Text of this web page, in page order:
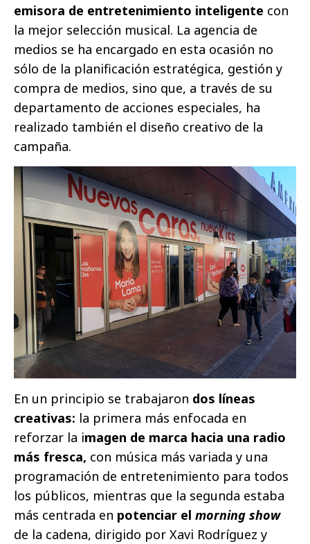
emisora de entretenimiento inteligente con
la mejor selección musical. La agencia de
medios se ha encargado en esta ocasión no
sólo de la planificación estratégica, gestión y
compra de medios, sino que, a través de su
departamento de acciones especiales, ha
realizado también el diseño creativo de la
campaña.
En un principio se trabajaron dos líneas
creativas: la primera más enfocada en
reforzar la imagen de marca hacia una radio
más fresca, con música más variada y una
programación de entretenimiento para todos
los públicos, mientras que la segunda estaba
más centrada en potenciar el morning show
de la cadena, dirigido por Xavi Rodríguez y